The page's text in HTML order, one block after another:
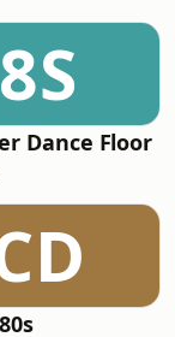
8S
Dance Floor